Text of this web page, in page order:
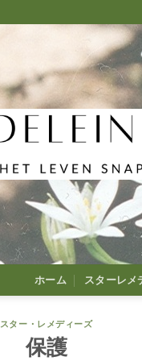
ホーム スターレメ
スター・レメディーズ
保護